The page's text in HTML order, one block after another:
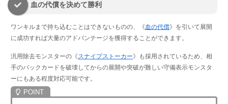
血の代償を決めて勝利
ワンキルまで持ち込むことはできないものの、《血の代償》を引いて展開
に成功すれば大量のアドバンテージを獲得することができます。
汎用除去モンスターの《スナイプストーカー》も採用されているため、相
手のバックカードを破壊してからの展開や突破が難しい守備表示モンスタ
ーにもある程度対応可能です。